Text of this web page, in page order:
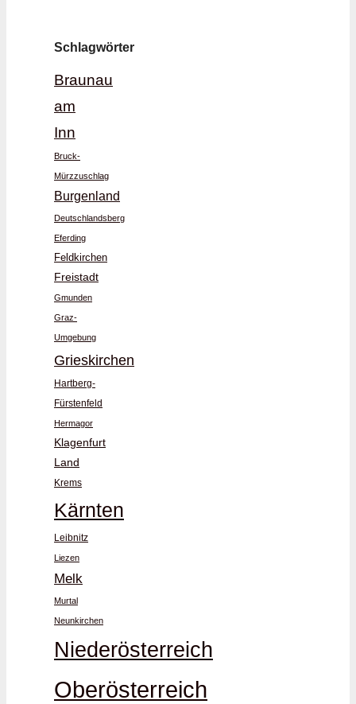
Schlagwörter
Braunau
am
Inn
Bruck-
Mürzzuschlag
Burgenland
Deutschlandsberg
Eferding
Feldkirchen
Freistadt
Gmunden
Graz-
Umgebung
Grieskirchen
Hartberg-
Fürstenfeld
Hermagor
Klagenfurt
Land
Krems
Kärnten
Leibnitz
Liezen
Melk
Murtal
Neunkirchen
Niederösterreich
Oberösterreich